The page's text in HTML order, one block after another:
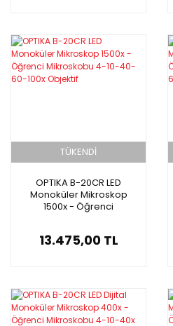
TÜKENDİ
OPTIKA B-20CR LED
Monoküler Mikroskop
1500x - Öğrenci
13.475,00 TL